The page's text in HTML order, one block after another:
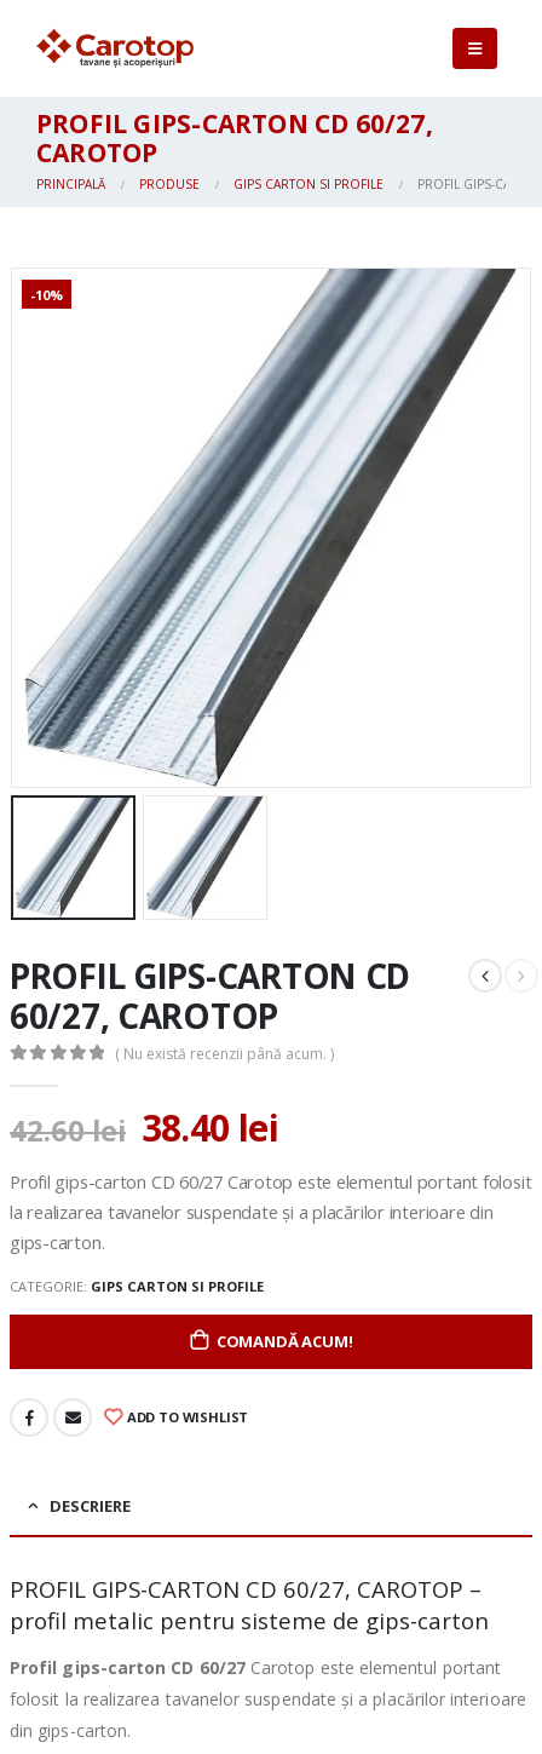
PROFIL GIPS-CARTON CD 60/27,
CAROTOP
PRINCIPALĂ PRODUSE GIPS CARTON SI PROFILE PROFIL GIPS-
-10%
PROFIL GIPS-CARTON CD
60/27, CAROTOP
( Nu există recenzii până acum. )
42.60lei 38.40 lei
Profil gips-carton CD 60/27 Carotop este elementul portant folosit
la realizarea tavanelor suspendate și a placărilor interioare din
gips-carton.
CATEGORIE: GIPS CARTON SI PROFILE
COMANDĂ ACUM!
ADD TO WISHLIST
DESCRIERE
PROFIL GIPS-CARTON CD 60/27, CAROTOP –
profil metalic pentru sisteme de gips-carton
Profil gips-carton CD 60/27Carotop este elementul portant
folosit la realizarea tavanelor suspendate și a placărilor interioare
din gips-carton.